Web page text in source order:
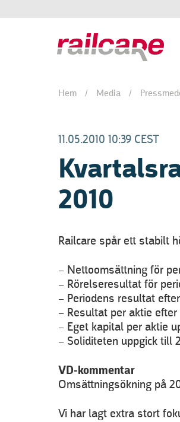
Hem / Media /
11.05.2010 10:39 CEST
2010
Railcare spår ett stabilt
– Nettoomsättning för
– Rörelseresultat för
– Periodens resultat
– Resultat per aktie
– Eget kapital per aktie
– Soliditeten uppgick till
VD-kommentar
Omsättningsökning på
Vi har lagt extra stort